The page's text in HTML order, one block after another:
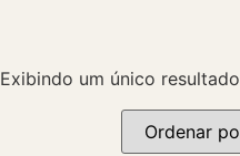
Exibindo um único resultado